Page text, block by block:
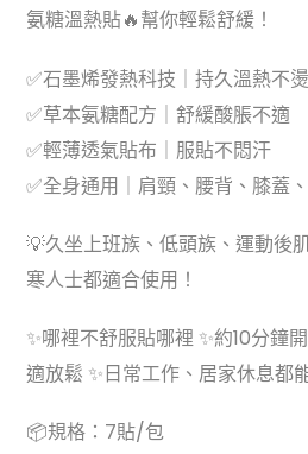
氨糖溫熱貼🔥幫你輕鬆舒緩！
✅石墨烯發熱科技｜持久溫熱不
✅草本氨糖配方｜舒緩酸脹不適
✅輕薄透氣貼布｜服貼不悶汗
✅全身通用｜肩頸、腰背、膝蓋
💡久坐上班族、低頭族、運動後
寒人士都適合使用！
✨哪裡不舒服貼哪裡 ✨約10分鐘
適放鬆 ✨日常工作、居家休息都
📦規格：7貼/包